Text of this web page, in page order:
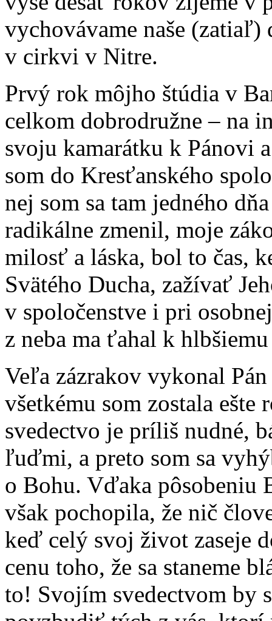
vychovávame naše
v cirkvi v Nitre.
Prvý rok môjho štúdia v
celkom dobrodružne – na
svoju kamarátku k Pánovi
som do Kresťanského
nej som sa tam jedného
radikálne zmenil, moje
milosť a láska, bol to čas,
Svätého Ducha, zažívať
v spoločenstve i pri
z neba ma ťahal k
Veľa zázrakov vykonal
všetkému som zostala
svedectvo je príliš nudné,
ľuďmi, a preto som sa
o Bohu. Vďaka pôsobeniu
však pochopila, že nič
keď celý svoj život zaseje
cenu toho, že sa staneme
to! Svojím svedectvom by